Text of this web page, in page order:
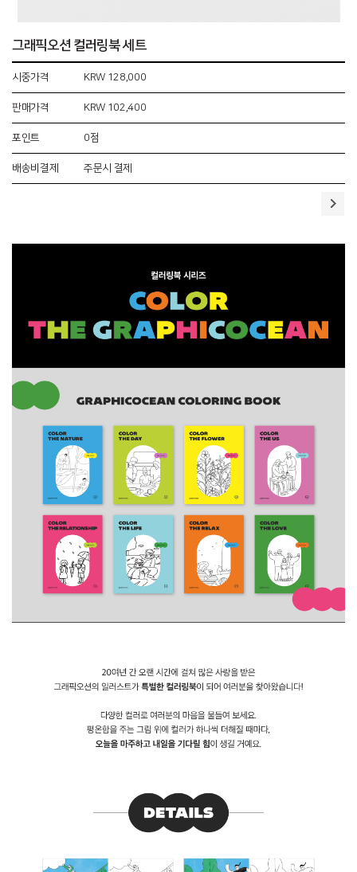
그래픽오션 컬러링북 세트
시중가격 KRW 128,000
판매가격 KRW 102,400
포인트 0점
배송비결제 주문시 결제